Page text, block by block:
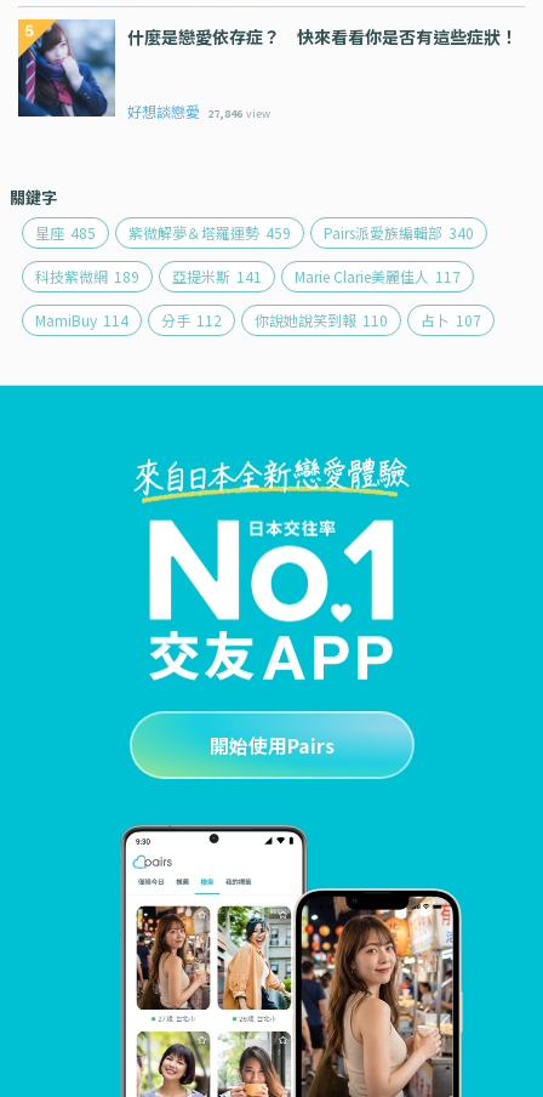
什麼是戀愛依存症？ 快來看看你是否有這些症狀！
好想談戀愛 27,846 view
關鍵字
星座 485 紫微解夢＆塔羅運勢 459 Pairs派愛族編輯部 340
科技紫微網 189 亞提米斯 141 Marie Clarie美麗佳人 117
MamiBuy 114 分手 112 你說她說笑到報 110 占卜 107
開始使用Pairs